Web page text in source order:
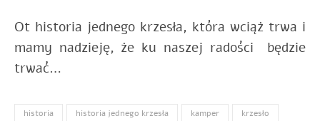
Ot historia jednego krzesła, która wciąż trwa i
mamy nadzieję, że ku naszej radości będzie
trwać…
historia historia jednego krzesła kamper
krzesło